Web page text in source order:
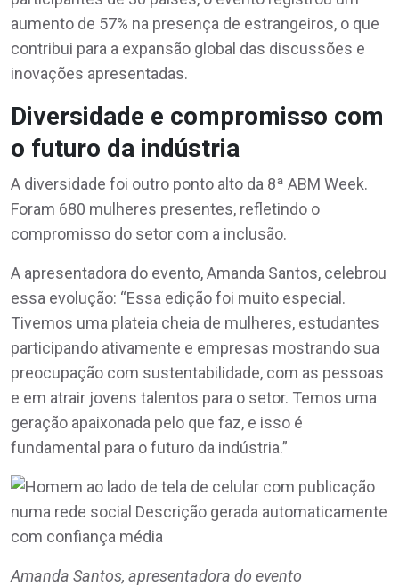
aumento de 57% na presença de estrangeiros, o que
contribui para a expansão global das discussões e
inovações apresentadas.
Diversidade e compromisso com
o futuro da indústria
A diversidade foi outro ponto alto da 8ª ABM Week.
Foram 680 mulheres presentes, refletindo o
compromisso do setor com a inclusão.
A apresentadora do evento, Amanda Santos, celebrou
essa evolução: “Essa edição foi muito especial.
Tivemos uma plateia cheia de mulheres, estudantes
participando ativamente e empresas mostrando sua
preocupação com sustentabilidade, com as pessoas
e em atrair jovens talentos para o setor. Temos uma
geração apaixonada pelo que faz, e isso é
fundamental para o futuro da indústria.”
Amanda Santos, apresentadora do evento